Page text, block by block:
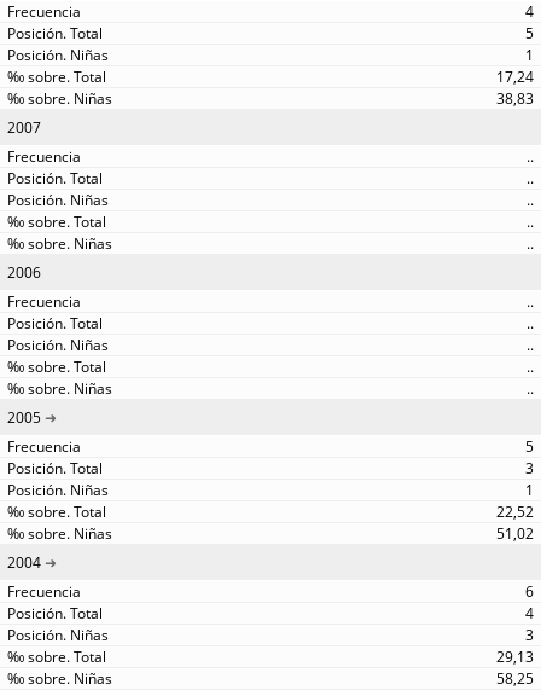
4
5
1
17,24
38,83
2007
..
..
..
..
..
2006
..
..
..
..
..
2005
5
3
1
22,52
51,02
2004
6
4
3
29,13
58,25